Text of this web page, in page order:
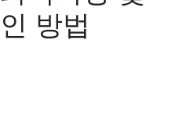
방법